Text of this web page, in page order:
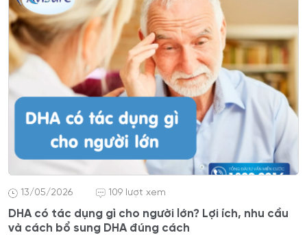
13/05/2026 109 lượt xem
DHA có tác dụng gì cho người lớn? Lợi ích, nhu cầu
và cách bổ sung DHA đúng cách